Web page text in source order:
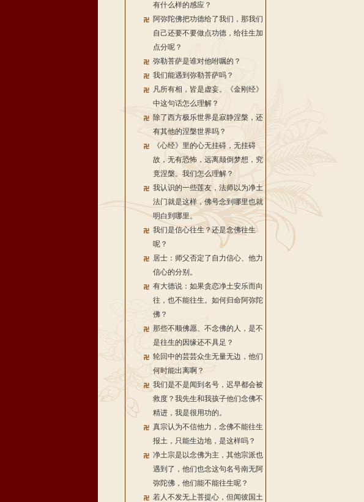
有什么样的感应？
阿弥陀佛把功德给了我们，那我们
自己还要不要做点功德，给往生加
点分呢？
弥勒菩萨是谁对他咐嘱的？
我们能遇到弥勒菩萨吗？
凡所有相，皆是虚妄。《金刚经》
中这句话怎么理解？
除了西方极乐世界是寂静涅槃，还
有其他的涅槃世界吗？
《心经》里的心无挂碍，无挂碍
故，无有恐怖，远离颠倒梦想，究
竟涅槃。我们怎么理解？
我认识的一些莲友，法师以为净土
法门就是这样，佛号念到哪里也就
明白到哪里。
我们是信心往生？还是念佛往生
呢？
居士：师父否定了自力信心、他力
信心的分别。
有大德说：如果贪恋净土安乐而向
往，也不能往生。如何归命阿弥陀
佛？
那些不顺佛愿、不念佛的人，是不
是往生的因缘还不具足？
轮回中的芸芸众生无量无边，他们
何时能出离啊？
我们是不是闻到名号，迟早都会被
救度？我先生和我孩子他们念佛不
精进，我是很用功的。
真宗认为不信他力，念佛不能往生
报土，只能生边地，是这样吗？
净土宗是以念佛为主，其他宗派也
遇到了，他们也念这句名号南无阿
弥陀佛，他们能不能往生呢？
若人不发无上菩提心，但闻彼国土